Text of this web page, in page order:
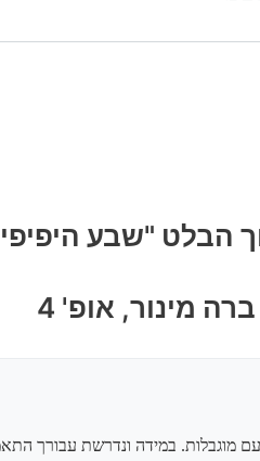
הבלט "שבע
מינור, אופ' 4
עם מוגבלות. במידה ונדרשת עבורך